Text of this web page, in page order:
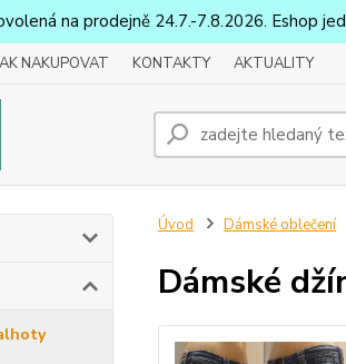
na prodejně 24.7.-7.8.2026. Eshop
NAKUPOVAT KONTAKTY AKTUALITY
Úvod Dámské oblečení
Dámské